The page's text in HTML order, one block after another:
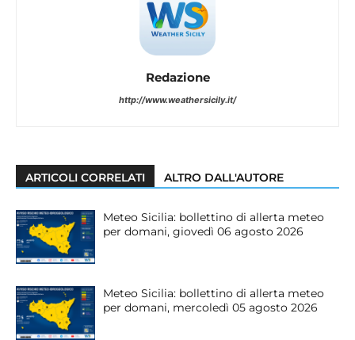
Redazione
http://www.weathersicily.it/
ARTICOLI CORRELATI ALTRO DALL'AUTORE
Meteo Sicilia: bollettino di allerta meteo
per domani, giovedì 06 agosto 2026
Meteo Sicilia: bollettino di allerta meteo
per domani, mercoledì 05 agosto 2026